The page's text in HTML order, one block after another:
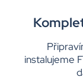
instalujeme